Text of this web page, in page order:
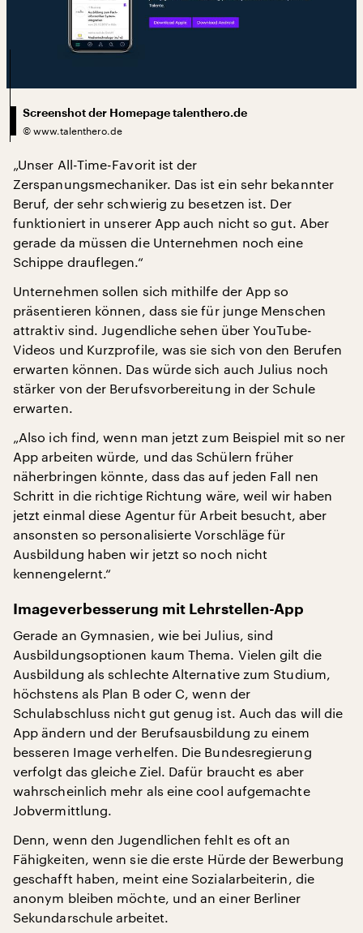
Screenshot der Homepage talenthero.de
© www.talenthero.de
„Unser All-Time-Favorit ist der
Zerspanungsmechaniker. Das ist ein sehr bekannter
Beruf, der sehr schwierig zu besetzen ist. Der
funktioniert in unserer App auch nicht so gut. Aber
gerade da müssen die Unternehmen noch eine
Schippe drauflegen.“
Unternehmen sollen sich mithilfe der App so
präsentieren können, dass sie für junge Menschen
attraktiv sind. Jugendliche sehen über YouTube-
Videos und Kurzprofile, was sie sich von den Berufen
erwarten können. Das würde sich auch Julius noch
stärker von der Berufsvorbereitung in der Schule
erwarten.
„Also ich find, wenn man jetzt zum Beispiel mit so ner
App arbeiten würde, und das Schülern früher
näherbringen könnte, dass das auf jeden Fall nen
Schritt in die richtige Richtung wäre, weil wir haben
jetzt einmal diese Agentur für Arbeit besucht, aber
ansonsten so personalisierte Vorschläge für
Ausbildung haben wir jetzt so noch nicht
kennengelernt.“
Imageverbesserung mit Lehrstellen-App
Gerade an Gymnasien, wie bei Julius, sind
Ausbildungsoptionen kaum Thema. Vielen gilt die
Ausbildung als schlechte Alternative zum Studium,
höchstens als Plan B oder C, wenn der
Schulabschluss nicht gut genug ist. Auch das will die
App ändern und der Berufsausbildung zu einem
besseren Image verhelfen. Die Bundesregierung
verfolgt das gleiche Ziel. Dafür braucht es aber
wahrscheinlich mehr als eine cool aufgemachte
Jobvermittlung.
Denn, wenn den Jugendlichen fehlt es oft an
Fähigkeiten, wenn sie die erste Hürde der Bewerbung
geschafft haben, meint eine Sozialarbeiterin, die
anonym bleiben möchte, und an einer Berliner
Sekundarschule arbeitet.